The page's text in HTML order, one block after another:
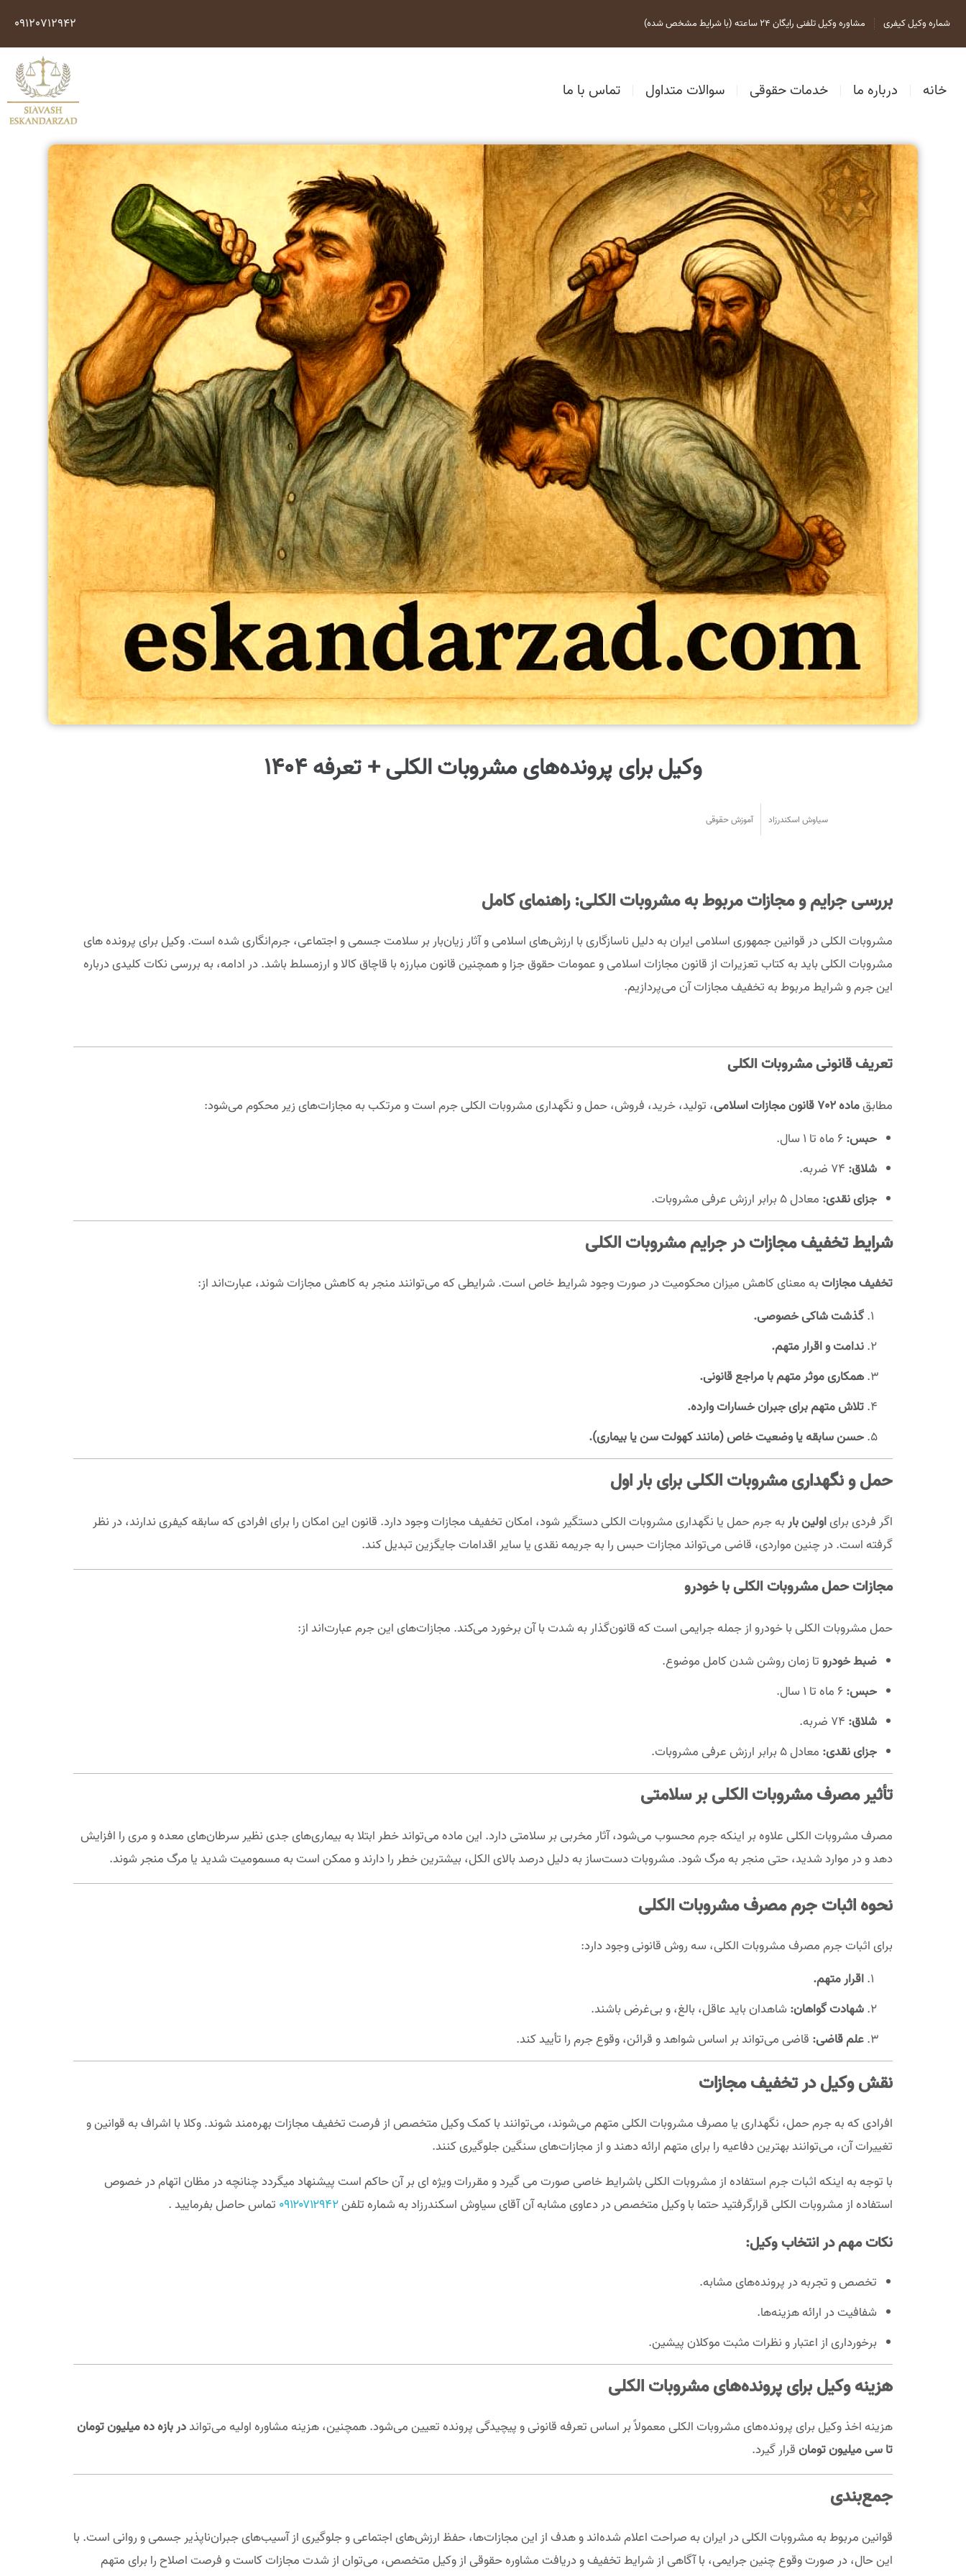
شماره وکیل کیفری مشاوره وکیل تلفنی رایگان 24 ساعته (با شرایط مشخص شده) 09120712942
خانه درباره ما خدمات حقوقی سوالات متداول تماس با ما
وکیل برای پرونده‌های مشروبات الکلی + تعرفه 1404
سیاوش اسکندرزاد آموزش حقوقی
بررسی جرایم و مجازات مربوط به مشروبات الکلی: راهنمای کامل
مشروبات الکلی در قوانین جمهوری اسلامی ایران به دلیل ناسازگاری با ارزش‌های اسلامی و آثار زیان‌بار بر سلامت جسمی و اجتماعی، جرم‌انگاری شده است. وکیل برای پرونده های
مشروبات الکلی باید به کتاب تعزیرات از قانون مجازات اسلامی و عمومات حقوق جزا و همچنین قانون مبارزه با قاچاق کالا و ارزمسلط باشد. در ادامه، به بررسی نکات کلیدی درباره
این جرم و شرایط مربوط به تخفیف مجازات آن می‌پردازیم.
تعریف قانونی مشروبات الکلی
مطابقماده 702 قانون مجازات اسلامی
، تولید، خرید، فروش، حمل و نگهداری مشروبات الکلی جرم است و مرتکب به مجازات‌های زیر محکوم می‌شود:
حبس:
شلاق:
جزای نقدی: معادل 5 برابر ارزش عرفی مشروبات.
شرایط تخفیف مجازات در جرایم مشروبات الکلی
تخفیف مجازاتبه معنای کاهش میزان محکومیت در صورت وجود شرایط خاص است. شرایطی که می‌توانند منجر به کاهش مجازات شوند، عبارت‌اند از:
گذشت شاکی خصوصی.
ندامت و اقرار متهم.
همکاری موثر متهم با مراجع قانونی.
تلاش متهم برای جبران خسارات وارده.
حسن سابقه یا وضعیت خاص (مانند کهولت سن یا بیماری).
حمل و نگهداری مشروبات الکلی برای بار اول
اگر فردی برایاولین باربه جرم حمل یا نگهداری مشروبات الکلی دستگیر شود، امکان تخفیف مجازات وجود دارد. قانون این امکان را برای افرادی که سابقه کیفری ندارند، در نظر
گرفته است. در چنین مواردی، قاضی می‌تواند مجازات حبس را به جریمه نقدی یا سایر اقدامات جایگزین تبدیل کند.
مجازات حمل مشروبات الکلی با خودرو
حمل مشروبات الکلی با خودرو از جمله جرایمی است که قانون‌گذار به شدت با آن برخورد می‌کند. مجازات‌های این جرم عبارت‌اند از:
ضبط خودرو تا زمان روشن شدن کامل موضوع.
حبس:
شلاق:
جزای نقدی: معادل 5 برابر ارزش عرفی مشروبات.
تأثیر مصرف مشروبات الکلی بر سلامتی
مصرف مشروبات الکلی علاوه بر اینکه جرم محسوب می‌شود، آثار مخربی بر سلامتی دارد. این ماده می‌تواند خطر ابتلا به بیماری‌های جدی نظیر سرطان‌های معده و مری را افزایش
دهد و در موارد شدید، حتی منجر به مرگ شود. مشروبات دست‌ساز به دلیل درصد بالای الکل، بیشترین خطر را دارند و ممکن است به مسمومیت شدید یا مرگ منجر شوند.
نحوه اثبات جرم مصرف مشروبات الکلی
برای اثبات جرم مصرف مشروبات الکلی، سه روش قانونی وجود دارد:
اقرار متهم.
شهادت گواهان: شاهدان باید عاقل، بالغ، و بی‌غرض باشند.
علم قاضی: قاضی می‌تواند بر اساس شواهد و قرائن، وقوع جرم را تأیید کند.
نقش وکیل در تخفیف مجازات
افرادی که به جرم حمل، نگهداری یا مصرف مشروبات الکلی متهم می‌شوند، می‌توانند با کمک وکیل متخصص از فرصت تخفیف مجازات بهره‌مند شوند. وکلا با اشراف به قوانین و
تغییرات آن، می‌توانند بهترین دفاعیه را برای متهم ارائه دهند و از مجازات‌های سنگین جلوگیری کنند.
با توجه به اینکه اثبات جرم استفاده از مشروبات الکلی باشرایط خاصی صورت می گیرد و مقررات ویژه ای بر آن حاکم است پیشنهاد میگردد چنانچه در مظان اتهام در خصوص
استفاده از مشروبات الکلی قرارگرفتید حتما با وکیل متخصص در دعاوی مشابه آن آقای سیاوش اسکندرزاد به شماره تلفن۰۹۱۲۰۷۱۲۹۴۲ تماس حاصل بفرمایید .
نکات مهم در انتخاب وکیل:
تخصص و تجربه در پرونده‌های مشابه.
شفافیت در ارائه هزینه‌ها.
برخورداری از اعتبار و نظرات مثبت موکلان پیشین.
هزینه وکیل برای پرونده‌های مشروبات الکلی
هزینه اخذ وکیل برای پرونده‌های مشروبات الکلی معمولاً بر اساس تعرفه قانونی و پیچیدگی پرونده تعیین می‌شود. همچنین، هزینه مشاوره اولیه می‌توانددر بازه ده میلیون تومان
تا سی میلیون تومانقرار گیرد.
جمع‌بندی
قوانین مربوط به مشروبات الکلی در ایران به صراحت اعلام شده‌اند و هدف از این مجازات‌ها، حفظ ارزش‌های اجتماعی و جلوگیری از آسیب‌های جبران‌ناپذیر جسمی و روانی است. با
این حال، در صورت وقوع چنین جرایمی، با آگاهی از شرایط تخفیف و دریافت مشاوره حقوقی از وکیل متخصص، می‌توان از شدت مجازات کاست و فرصت اصلاح را برای متهم